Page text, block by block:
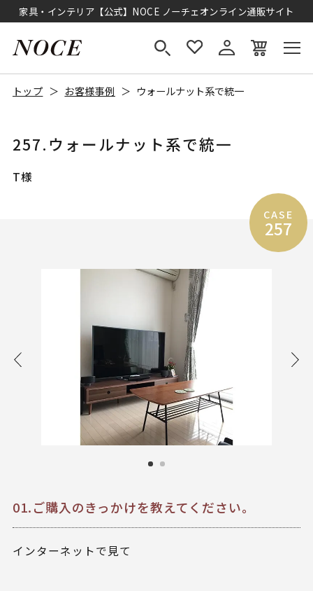
家具・インテリア【公式】NOCE ノーチェオンライン通販サイト
トップ お客様事例 ウォールナット系で統一
257.ウォールナット系で統一
T様
CASE
257
01.ご購入のきっかけを教えてください。
インターネットで見て